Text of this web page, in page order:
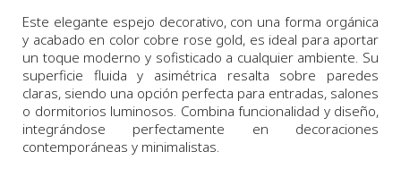
Este elegante espejo decorativo, con una forma orgánica
y acabado en color cobre rose gold, es ideal para aportar
un toque moderno y sofisticado a cualquier ambiente. Su
superficie fluida y asimétrica resalta sobre paredes
claras, siendo una opción perfecta para entradas, salones
o dormitorios luminosos. Combina funcionalidad y diseño,
integrándose perfectamente en decoraciones
contemporáneas y minimalistas.